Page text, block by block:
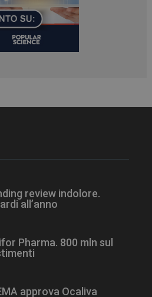
review indolore.
all’anno
Pharma. 800 mln sul
approva Ocaliva
PHP.net
www.dailyhealthindustry.it
www.dailyhealthindustry.it